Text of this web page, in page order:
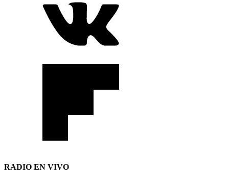
RADIO EN VIVO